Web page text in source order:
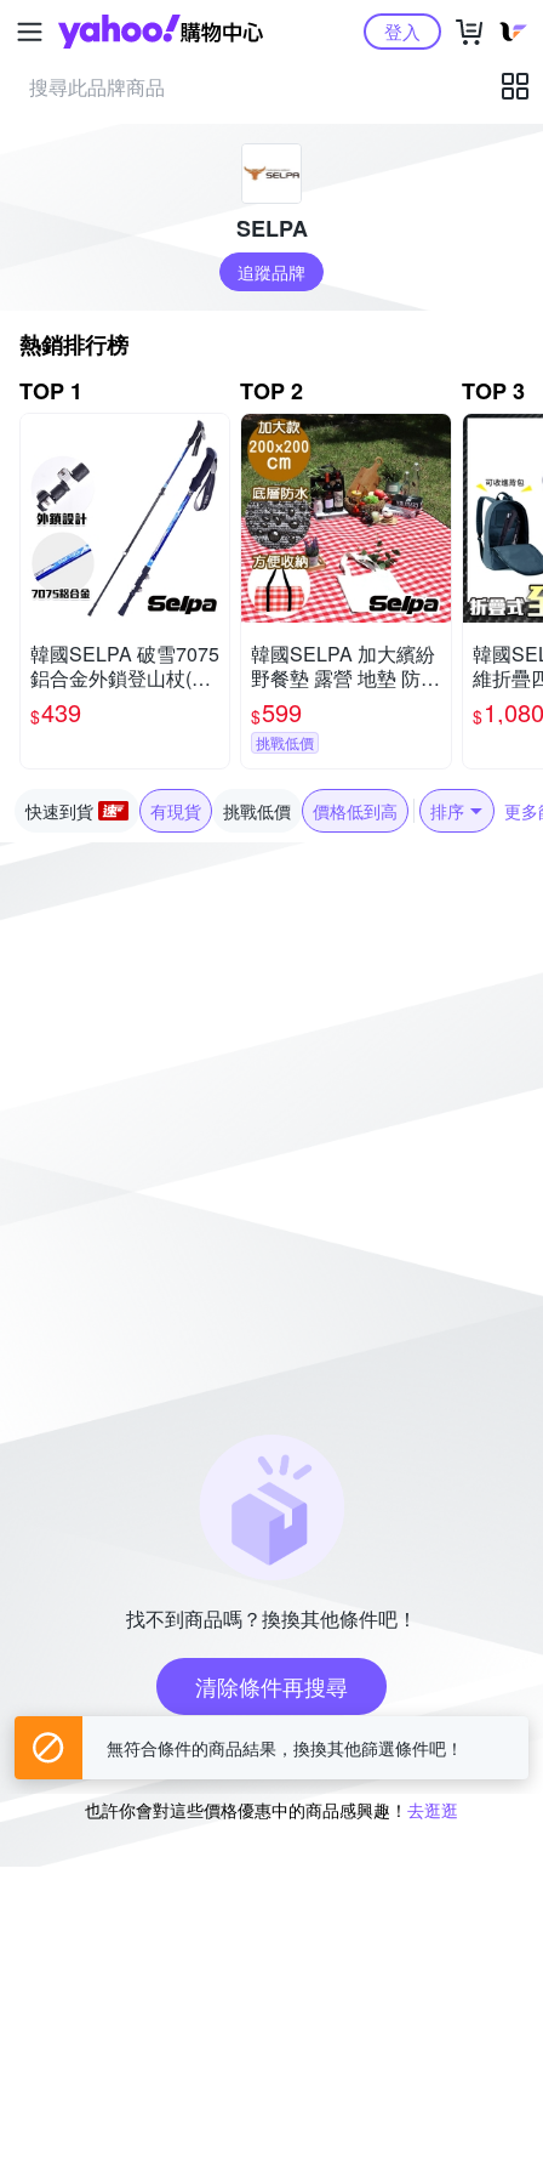
Yahoo購物中心登入
SELPA
追蹤品牌
熱銷排行榜
TOP 1
韓國SELPA 破雪7075
鋁合金外鎖登山杖(四
色任選)
$439
TOP 2
韓國SELPA 加大繽紛
野餐墊 露營 地墊 防潮
墊(三色任選)
$599
挑戰低價
TOP 3
韓國
維折疊
登山
色任選)
$1,080
快速到貨 有現貨 挑戰低價 價格低到高 排序 更多
找不到商品嗎？換換其他條件吧！
清除條件再搜尋
或
也許你會對這些價格優惠中的商品感興趣！ 去逛逛
無符合條件的商品結果，換換其他篩選條件吧！